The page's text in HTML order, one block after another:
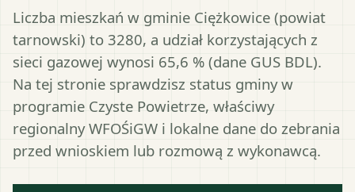
Liczba mieszkań w gminie Ciężkowice (powiat
tarnowski) to 3280, a udział korzystających z
sieci gazowej wynosi 65,6 % (dane GUS BDL).
Na tej stronie sprawdzisz status gminy w
programie Czyste Powietrze, właściwy
regionalny WFOŚiGW i lokalne dane do zebrania
przed wnioskiem lub rozmową z wykonawcą.